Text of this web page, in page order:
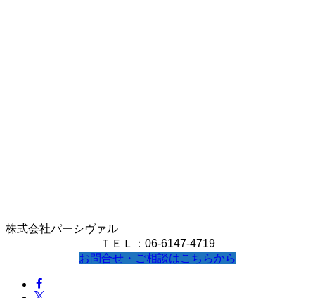
株式会社パーシヴァル
ＴＥＬ：06-6147-4719
お問合せ・ご相談はこちらから